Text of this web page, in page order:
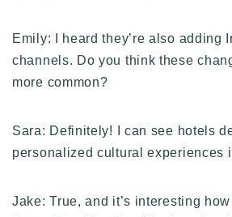
Emily: I heard they’re also adding
channels. Do you think these
more common?
Sara: Definitely! I can see hotels
personalized cultural experiences
Jake: True, and it’s interesting